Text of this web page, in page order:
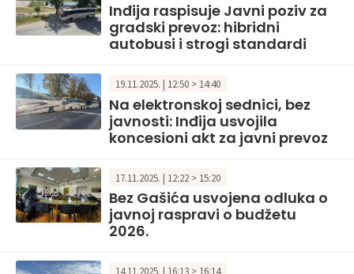
Inđija raspisuje Javni poziv za
gradski prevoz: hibridni
autobusi i strogi standardi
19.11.2025. | 12:50 > 14:40
Na elektronskoj sednici, bez
javnosti: Inđija usvojila
koncesioni akt za javni prevoz
17.11.2025. | 12:22 > 15:20
Bez Gašića usvojena odluka o
javnoj raspravi o budžetu
2026.